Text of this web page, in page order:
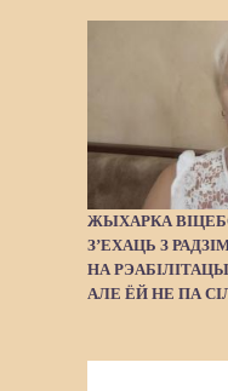
ЖЫХАРКА
З’ЕХАЦЬ З
НА
АЛЕ ЁЙ НЕ ПА